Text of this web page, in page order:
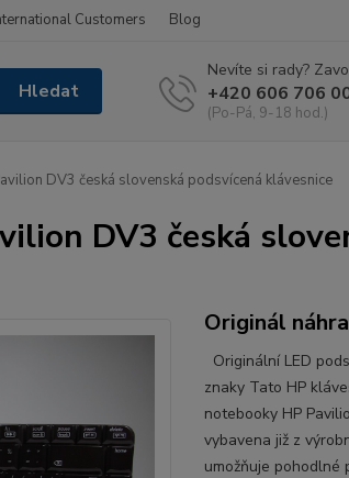
Customers Blog
Hledat
Nevíte si rady?
+420 606 706
(Po-Pá, 9-18 hod.)
DV3 česká slovenská podsvícená klávesnice
DV3 česká
Originál
Originální LED
znaky Tato HP
notebooky HP
vybavena již z
umožňuje pohodlné